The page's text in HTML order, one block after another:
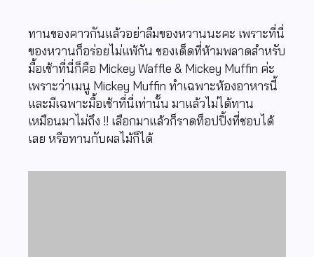
ทานของคาวกันแล้วอย่าลืมของหวานนะคะ เพราะที่นี่
ของหวานก็อร่อยไม่แพ้กัน ของเด็ดที่ห้ามพลาดสำหรับ
มื้อเช้าที่นี่ก็คือ Mickey Waffle & Mickey Muffin ค่ะ
เพราะว่าเมนู Mickey Muffin ทำเฉพาะห้องอาหารนี้
และมีเฉพาะมื้อเช้าที่นี่เท่านั้น มาแล้วไม่ได้ทาน
เหมือนมาไม่ถึง !! เลือกมาแล้วก็ราดท็อปปิ้งที่ชอบได้
เลย หรือทานกับผลไม้ก็ได้